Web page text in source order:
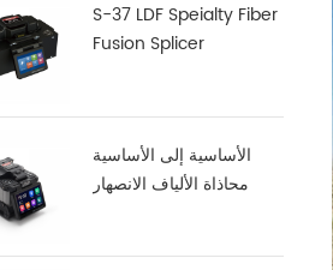
S-37 LDF Speialty Fiber
Fusion Splicer
الأساسية إلى الأساسية
محاذاة الألياف الانصهار